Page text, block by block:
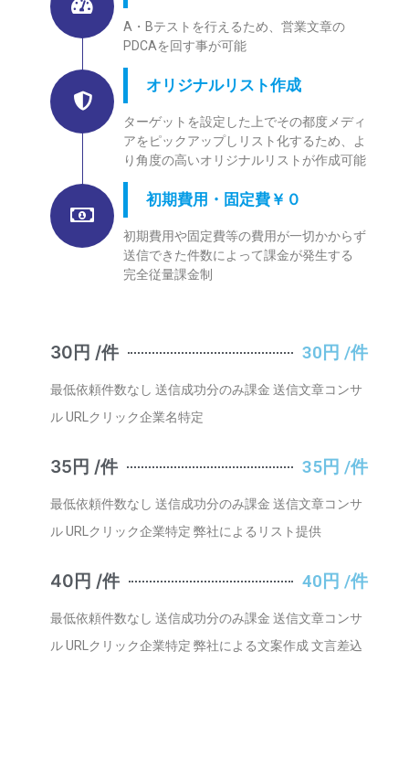
A・Bテストを行えるため、営業文章の
PDCAを回す事が可能
オリジナルリスト作成
ターゲットを設定した上でその都度メディ
アをピックアップしリスト化するため、よ
り角度の高いオリジナルリストが作成可能
初期費用・固定費￥０
初期費用や固定費等の費用が一切かからず
送信できた件数によって課金が発生する
完全従量課金制
30円 /件 30円 /件
最低依頼件数なし 送信成功分のみ課金 送信文章コンサ
ル URLクリック企業名特定
35円 /件 35円 /件
最低依頼件数なし 送信成功分のみ課金 送信文章コンサ
ル URLクリック企業特定 弊社によるリスト提供
40円 /件 40円 /件
最低依頼件数なし 送信成功分のみ課金 送信文章コンサ
ル URLクリック企業特定 弊社による文案作成 文言差込